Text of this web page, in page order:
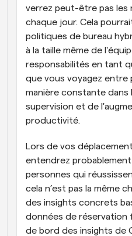
verrez peut-être pas les
chaque jour. Cela
politiques de bureau
à la taille même de
responsabilités en tant
que vous voyagez entre
manière constante dans
supervision et de
productivité.
Lors de vos
entendrez
personnes qui
cela n’est pas la même
des insights concrets
données de réservation
de bord des insights de